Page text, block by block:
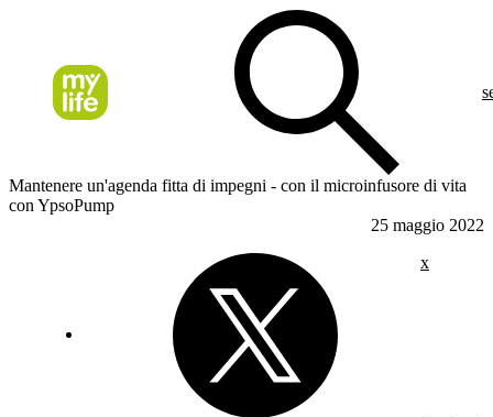
Mantenere un'agenda fitta di impegni - con il microinfusore di vita
con YpsoPump
25 maggio 2022
x